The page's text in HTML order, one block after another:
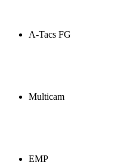
A-Tacs FG
Multicam
ЕМР